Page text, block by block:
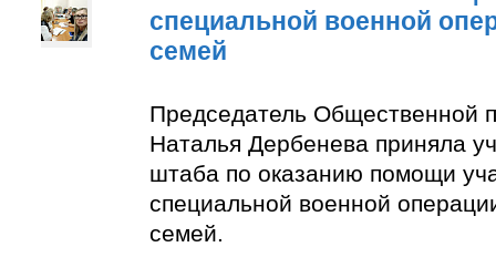
специальной военной
семей
Председатель Общественной
Наталья Дербенева приняла
штаба по оказанию помощи
специальной военной
семей.